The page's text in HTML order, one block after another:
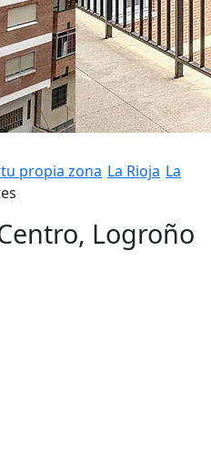
propia zona La Rioja La
Logroño